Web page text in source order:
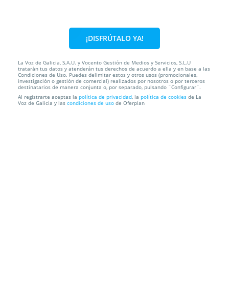
32% 17,70€ 11,95€
Entradas Gran Gala Internacional GALICIA
ILUSIONA. Lugo. Ven...
Auditorio Municipal Gustavo Freire Lugo
¡DISFRÚTALO YA!
La Voz de Galicia, S.A.U. y Vocento Gestión de Medios y Servicios, S.L.U
tratarán tus datos y atenderán tus derechos de acuerdo a ella y en base a las
Condiciones de Uso. Puedes delimitar estos y otros usos (promocionales,
investigación o gestión de comercial) realizados por nosotros o por terceros
destinatarios de manera conjunta o, por separado, pulsando ¨Configurar¨.
Al registrarte aceptas la política de privacidad, la política de cookies de La
Voz de Galicia y las condiciones de uso de Oferplan